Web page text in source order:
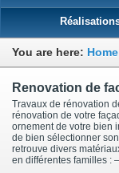
You are here: Home
Renovation de
Travaux de rénovation
rénovation de votre
ornement de votre bien
de bien sélectionner
retrouve divers
en différentes familles :